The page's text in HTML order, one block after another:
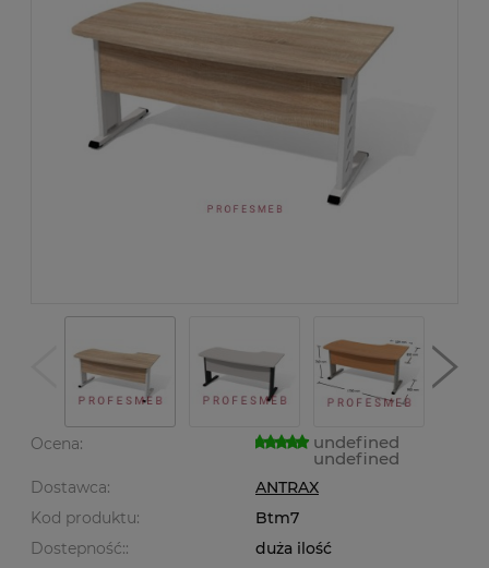
Ocena: undefined
undefined
Dostawca:
ANTRAX
Kod produktu:
Btm7
Dostepność::
duża ilość